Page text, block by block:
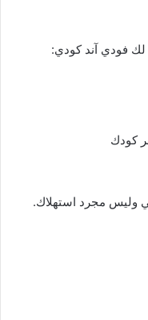
لك فودي آند كودي:
كودك
وليس مجرد استهلاك.